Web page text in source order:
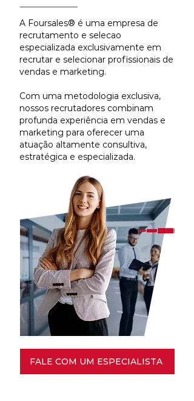
A Foursales® é uma empresa de
recrutamento e selecao
especializada exclusivamente em
recrutar e selecionar profissionais de
vendas e marketing.
Com uma metodologia exclusiva,
nossos recrutadores combinam
profunda experiência em vendas e
marketing para oferecer uma
atuação altamente consultiva,
estratégica e especializada.
FALE COM UM ESPECIALISTA